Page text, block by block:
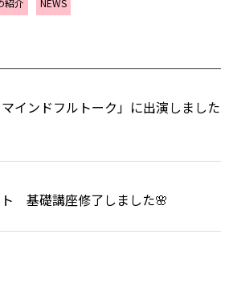
紹介 NEWS
インドフルトーク」に出演しました
基礎講座修了しました🌸